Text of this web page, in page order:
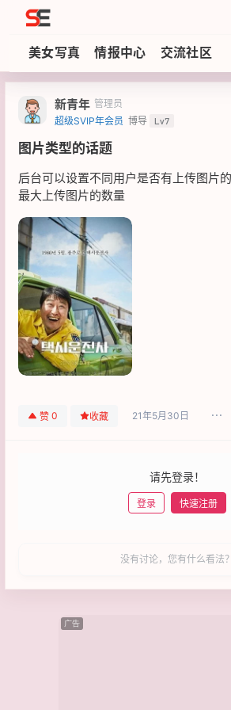
Sezzz
美女写真 情报中心 交流社区
新青年 管理员
超级SVIP年会员 博导 Lv7
图片类型的话题
后台可以设置不同用户是否有上传图片
最大上传图片的数量
赞 0 收藏 21年5月30日
请先登录！
登录 快速注册
没有讨论，您有什么看法？
广告